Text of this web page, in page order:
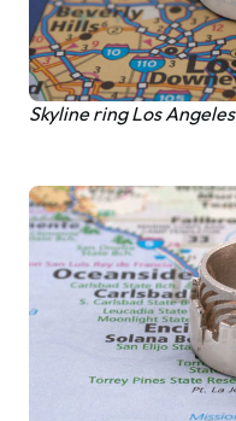
Skyline ring Los Angeles